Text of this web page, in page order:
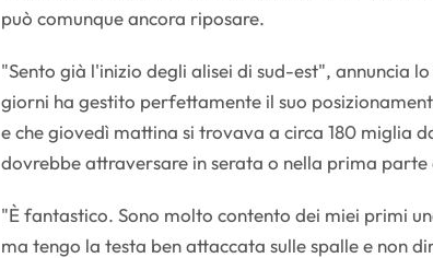
può comunque ancora riposare.
"Sento già l'inizio degli alisei di sud-est", annuncia
giorni ha gestito perfettamente il suo
e che giovedì mattina si trovava a circa 180 miglia
dovrebbe attraversare in serata o nella prima parte
"È fantastico. Sono molto contento dei miei primi
ma tengo la testa ben attaccata sulle spalle e non